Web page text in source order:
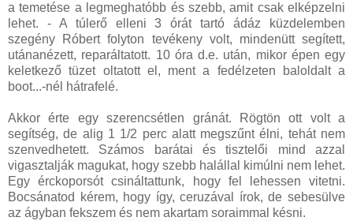
a temetése a legmeghatóbb és szebb, amit csak elképzelni
lehet. - A túlerő elleni 3 órát tartó ádáz küzdelemben
szegény Róbert folyton tevékeny volt, mindenütt segített,
utánanézett, reparáltatott. 10 óra d.e. után, mikor épen egy
keletkező tüzet oltatott el, ment a fedélzeten baloldalt a
boot...-nél hátrafelé.
Akkor érte egy szerencsétlen gránát. Rögtön ott volt a
segítség, de alig 1 1/2 perc alatt megszűnt élni, tehát nem
szenvedhetett. Számos barátai és tisztelői mind azzal
vigasztalják magukat, hogy szebb halállal kimúlni nem lehet.
Egy érckoporsót csináltattunk, hogy fel lehessen vitetni.
Bocsánatod kérem, hogy így, ceruzával írok, de sebesülve
az ágyban fekszem és nem akartam soraimmal késni.